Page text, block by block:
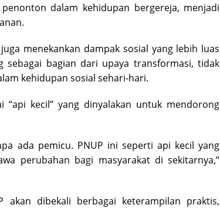
dalam kehidupan bergereja, menjadi
menekankan dampak sosial yang lebih luas
sebagai bagian dari upaya transformasi, tidak
kehidupan sosial sehari-hari.
“api kecil” yang dinyalakan untuk mendorong
ada pemicu. PNUP ini seperti api kecil yang
perubahan bagi masyarakat di sekitarnya,”
akan dibekali berbagai keterampilan praktis,